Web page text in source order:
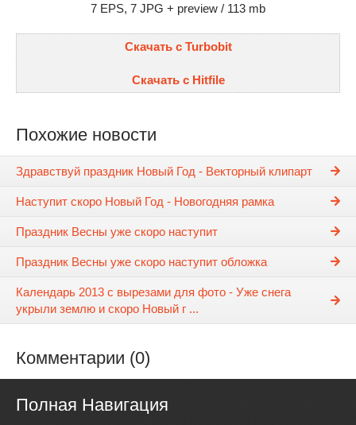
7 EPS, 7 JPG + preview / 113 mb
Скачать с Turbobit
Скачать с Hitfile
Похожие новости
Здравствуй праздник Новый Год - Векторный клипарт
Наступит скоро Новый Год - Новогодняя рамка
Праздник Весны уже скоро наступит
Праздник Весны уже скоро наступит обложка
Календарь 2013 с вырезами для фото - Уже снега
укрыли землю и скоро Новый г ...
Комментарии (0)
Полная Навигация